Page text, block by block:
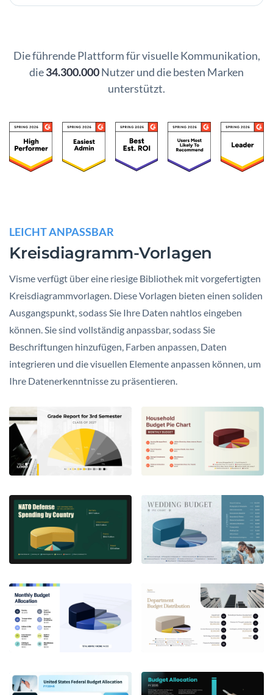
Die führende Plattform für visuelle Kommunikation,
die34.300.000Nutzer und die besten Marken
unterstützt.
LEICHT ANPASSBAR
Kreisdiagramm-Vorlagen
Visme verfügt über eine riesige Bibliothek mit vorgefertigten
Kreisdiagrammvorlagen. Diese Vorlagen bieten einen soliden
Ausgangspunkt, sodass Sie Ihre Daten nahtlos eingeben
können. Sie sind vollständig anpassbar, sodass Sie
Beschriftungen hinzufügen, Farben anpassen, Daten
integrieren und die visuellen Elemente anpassen können, um
Ihre Datenerkenntnisse zu präsentieren.